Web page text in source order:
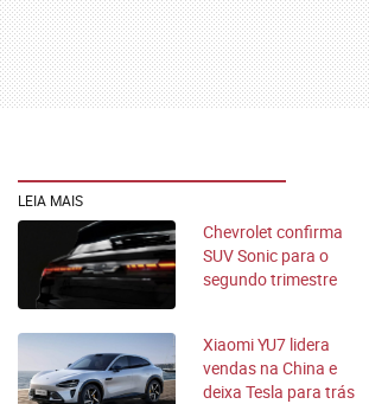
LEIA MAIS
Chevrolet confirma
SUV Sonic para o
segundo trimestre
Xiaomi YU7 lidera
vendas na China e
deixa Tesla para trás